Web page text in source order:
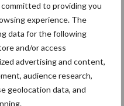
to providing you
experience. The
data for the following
and/or access
advertising and content,
audience research,
geolocation data, and